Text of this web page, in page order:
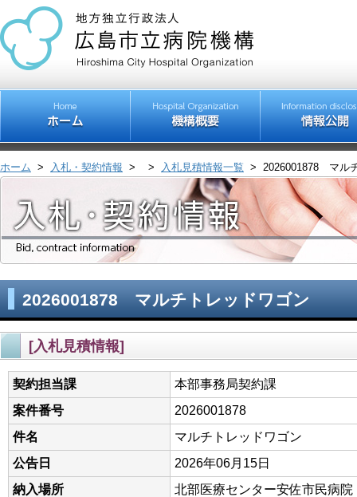
ホーム > 入札・契約情報 > > 入札見積情報一覧 > 2026001878 マル
2026001878 マルチトレッドワゴン
[入札見積情報]
契約担当課
本部事務局契約課
案件番号
2026001878
件名
マルチトレッドワゴン
公告日
2026年06月15日
納入場所
北部医療センター安佐市民病